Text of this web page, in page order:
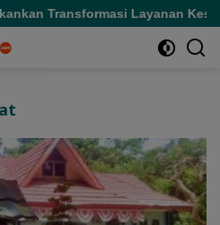
Transformasi Layanan